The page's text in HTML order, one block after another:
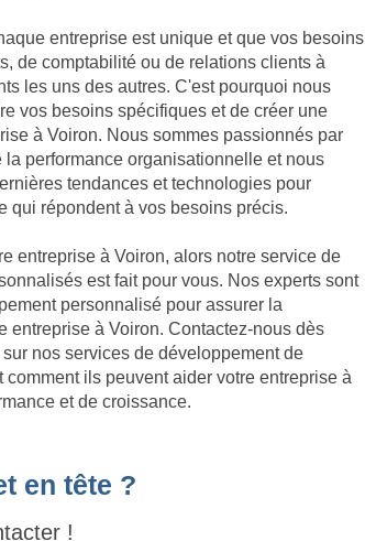
entreprise est unique et que vos besoins
de comptabilité ou de relations clients à
les uns des autres. C'est pourquoi nous
vos besoins spécifiques et de créer une
à Voiron. Nous sommes passionnés par
performance organisationnelle et nous
tendances et technologies pour
qui répondent à vos besoins précis.
entreprise à Voiron, alors notre service de
est fait pour vous. Nos experts sont
personnalisé pour assurer la
entreprise à Voiron. Contactez-nous dès
nos services de développement de
comment ils peuvent aider votre entreprise à
et de croissance.
en tête ?
!